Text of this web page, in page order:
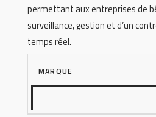
permettant aux entreprises de
surveillance, gestion et d’un
temps réel.
MARQUE